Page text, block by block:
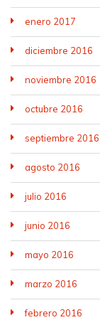
enero 2017
diciembre 2016
noviembre 2016
octubre 2016
septiembre 2016
agosto 2016
julio 2016
junio 2016
mayo 2016
marzo 2016
febrero 2016